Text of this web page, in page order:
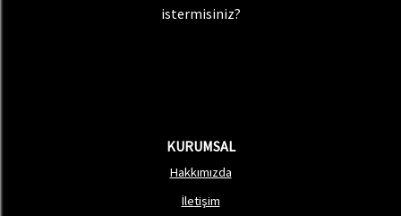
istermisiniz?
KURUMSAL
Hakkımızda
İletişim